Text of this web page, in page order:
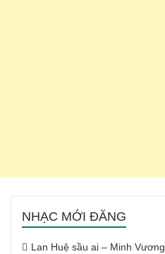
NHẠC MỚI ĐĂNG
Lan Huệ sầu ai – Minh